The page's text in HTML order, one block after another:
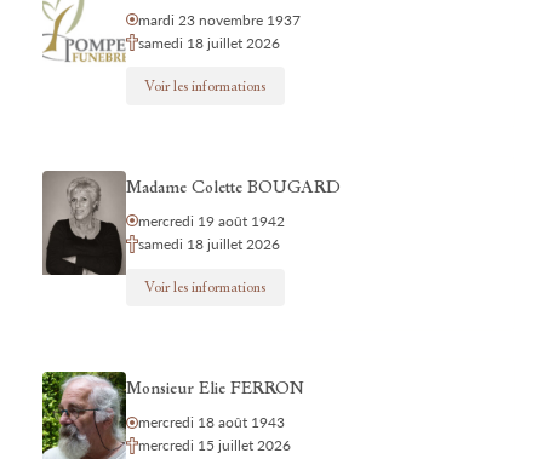
mardi 23 novembre 1937
samedi 18 juillet 2026
Voir les informations
Madame Colette BOUGARD
mercredi 19 août 1942
samedi 18 juillet 2026
Voir les informations
Monsieur Elie FERRON
mercredi 18 août 1943
mercredi 15 juillet 2026